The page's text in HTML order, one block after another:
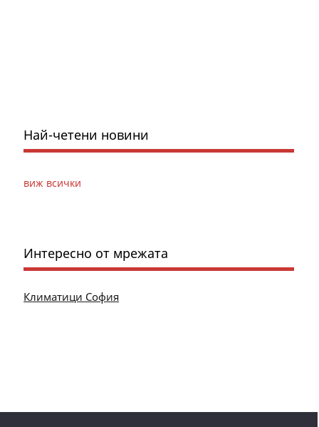
Най-четени новини
виж всички
Интересно от мрежата
Климатици София